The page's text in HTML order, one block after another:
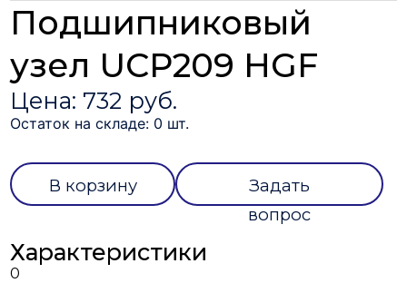
Подшипниковый
узел UCP209 HGF
Цена: 732 руб.
Остаток на складе: 0 шт.
В корзину
Задать
вопрос
Характеристики
0